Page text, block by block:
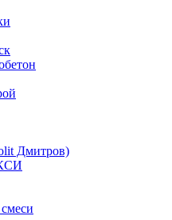
Дмитров)